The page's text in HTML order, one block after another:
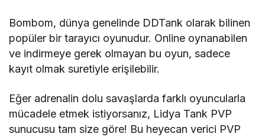
Bombom, dünya genelinde DDTank olarak bilinen
popüler bir tarayıcı oyunudur. Online oynanabilen
ve indirmeye gerek olmayan bu oyun, sadece
kayıt olmak suretiyle erişilebilir.
Eğer adrenalin dolu savaşlarda farklı oyuncularla
mücadele etmek istiyorsanız, Lidya Tank PVP
sunucusu tam size göre! Bu heyecan verici PVP